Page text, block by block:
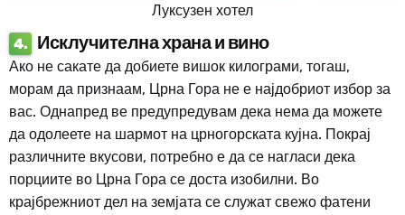
Луксузен хотел
4.
Исклучителна храна и вино
Ако не сакате да добиете вишок килограми, тогаш,
морам да признаам, Црна Гора не е најдобриот избор за
вас. Однапред ве предупредувам дека нема да можете
да одолеете на шармот на црногорската кујна. Покрај
различните вкусови, потребно е да се нагласи дека
порциите во Црна Гора се доста изобилни. Во
крајбрежниот дел на земјата се служат свежо фатени